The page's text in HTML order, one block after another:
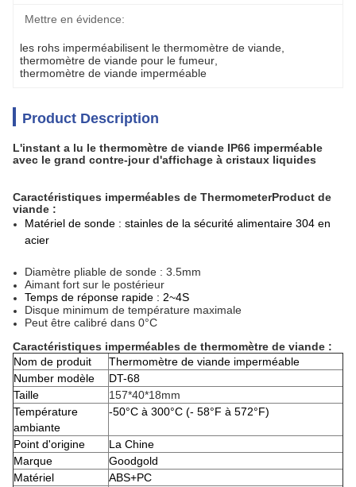
Mettre en évidence:
les rohs imperméabilisent le thermomètre de viande
thermomètre de viande pour le fumeur
thermomètre de viande imperméable
Product Description
L'instant a lu le thermomètre de viande IP66 imperméable
avec le grand contre-jour d'affichage à cristaux liquides
Caractéristiques imperméables de ThermometerProduct de
viande :
Matériel de sonde : stainles de la sécurité alimentaire 304 en
acier
Diamètre pliable de sonde : 3.5mm
Aimant fort sur le postérieur
Temps de réponse rapide : 2~4S
Disque minimum de température maximale
Peut être calibré dans 0°C
Caractéristiques imperméables de thermomètre de viande :
Nom de produit
Thermomètre de viande imperméable
Number modèle
DT-68
Taille
157*40*18mm
Température
ambiante
-50°C à 300°C (- 58°F à 572°F)
Point d'origine
La Chine
Marque
Goodgold
Matériel
ABS+PC